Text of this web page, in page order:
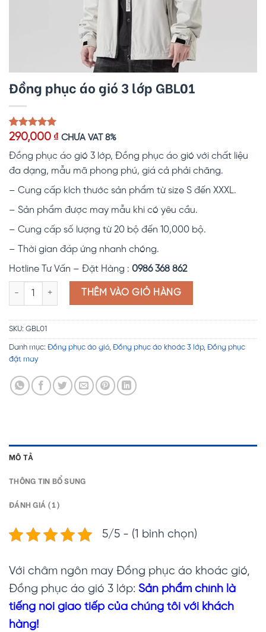
Đồng phục áo gió 3 lớp GBL01
5.00trên 5
dựa trên
1
đánh giá
290,000 ₫ CHƯA VAT 8%
Đồng phục áo gió 3 lớp, Đồng phục áo gió với chất liệu
đa dạng, mẫu mã phong phú, giá cả phải chăng.
– Cung cấp kích thước sản phẩm từ size S đến XXXL.
– Sản phẩm được may mẫu khi có yêu cầu.
– Cung cấp số lượng từ 20 bộ đến 10,000 bộ.
– Thời gian đáp ứng nhanh chóng.
Hotline Tư Vấn – Đặt Hàng : 0986 368 862
Đồng phục áo gió 3 lớp GBL01 số lượng
THÊM VÀO GIỎ HÀNG
SKU: GBL01
Danh mục: Đồng phục áo gió, Đồng phục áo khoác 3 lớp, Đồng phục
đặt may
MÔ TẢ
THÔNG TIN BỔ SUNG
ĐÁNH GIÁ (1)
5/5 - (1 bình chọn)
Với châm ngôn may Đồng phục áo khoác gió,
Đồng phục áo gió 3 lớp: Sản phẩm chính là
tiếng nói giao tiếp của chúng tôi với khách
hàng!